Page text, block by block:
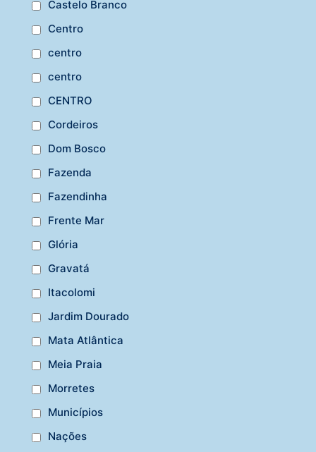
Castelo Branco
Centro
centro
centro
CENTRO
Cordeiros
Dom Bosco
Fazenda
Fazendinha
Frente Mar
Glória
Gravatá
Itacolomi
Jardim Dourado
Mata Atlântica
Meia Praia
Morretes
Municípios
Nações